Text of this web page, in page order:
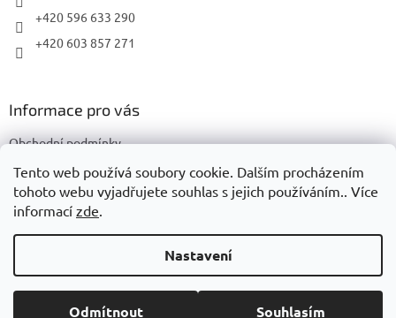
Tento web používá soubory cookie. Dalším procházením
tohoto webu vyjadřujete souhlas s jejich používáním.. Více
informací zde.
Nastavení
Odmítnout Souhlasím
+420 596 633 290
+420 603 857 271
Informace pro vás
Obchodní podmínky
Podmínky ochrany osobních údajů
Copyright 2026JMTechnik. Všechna práva vyhrazena.Upravit